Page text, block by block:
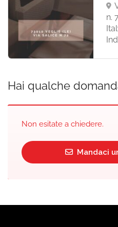
n.
Hai qualche
Non esitate a chiedere.
Mandaci